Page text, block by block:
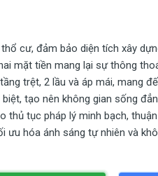
thổ cư, đảm bảo diện tích xây
mặt tiền mang lại sự thông
trệt, 2 lầu và áp mái, mang
tạo nên không gian sống
thủ tục pháp lý minh bạch,
ưu hóa ánh sáng tự nhiên và